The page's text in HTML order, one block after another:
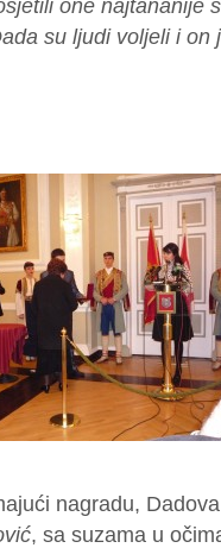
one najtananije
su ljudi voljeli i on
nagradu,
, sa suzama u